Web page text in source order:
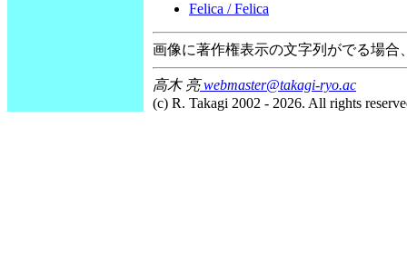
Felica / Felica
画像に著作権表示の文字列がでる場合
高木 亮webmaster@takagi-ryo.ac
(c) R. Takagi 2002 - 2026. All rights